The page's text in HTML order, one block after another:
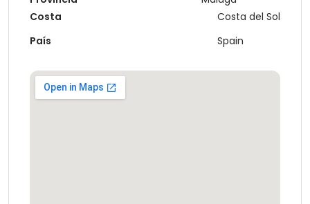
Costa
País
Costa del Sol
Spain